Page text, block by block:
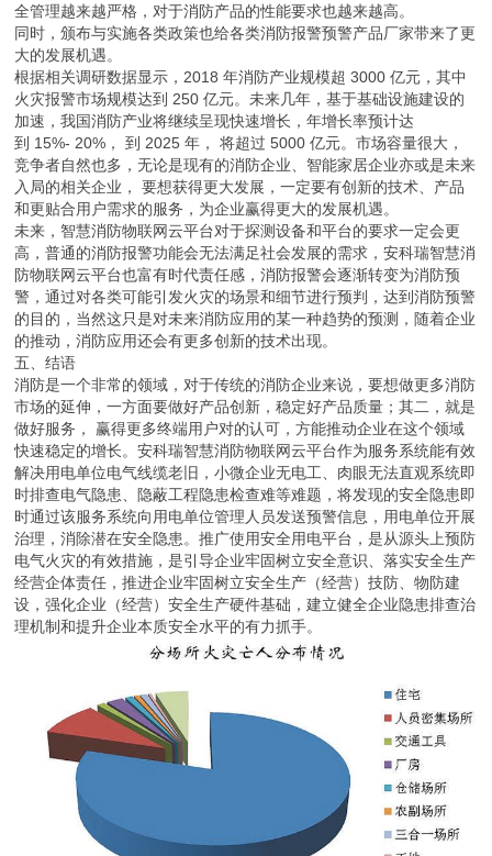
全管理越来越严格，对于消防产品的性能要求也越来越高。
同时，颁布与实施各类政策也给各类消防报警预警产品厂家带来了更
大的发展机遇。
根据相关调研数据显示，2018 年消防产业规模超 3000 亿元，其中
火灾报警市场规模达到 250 亿元。未来几年，基于基础设施建设的
加速，我国消防产业将继续呈现快速增长，年增长率预计达
到 15%- 20%， 到 2025 年， 将超过 5000 亿元。市场容量很大，
竞争者自然也多，无论是现有的消防企业、智能家居企业亦或是未来
入局的相关企业， 要想获得更大发展，一定要有创新的技术、产品
和更贴合用户需求的服务，为企业赢得更大的发展机遇。
未来，智慧消防物联网云平台对于探测设备和平台的要求一定会更
高，普通的消防报警功能会无法满足社会发展的需求，安科瑞智慧消
防物联网云平台也富有时代责任感，消防报警会逐渐转变为消防预
警，通过对各类可能引发火灾的场景和细节进行预判，达到消防预警
的目的，当然这只是对未来消防应用的某一种趋势的预测，随着企业
的推动，消防应用还会有更多创新的技术出现。
五、结语
消防是一个非常的领域，对于传统的消防企业来说，要想做更多消防
市场的延伸，一方面要做好产品创新，稳定好产品质量；其二，就是
做好服务， 赢得更多终端用户对的认可，方能推动企业在这个领域
快速稳定的增长。安科瑞智慧消防物联网云平台作为服务系统能有效
解决用电单位电气线缆老旧，小微企业无电工、肉眼无法直观系统即
时排查电气隐患、隐蔽工程隐患检查难等难题，将发现的安全隐患即
时通过该服务系统向用电单位管理人员发送预警信息，用电单位开展
治理，消除潜在安全隐患。推广使用安全用电平台，是从源头上预防
电气火灾的有效措施，是引导企业牢固树立安全意识、落实安全生产
经营企体责任，推进企业牢固树立安全生产（经营）技防、物防建
设，强化企业（经营）安全生产硬件基础，建立健全企业隐患排查治
理机制和提升企业本质安全水平的有力抓手。